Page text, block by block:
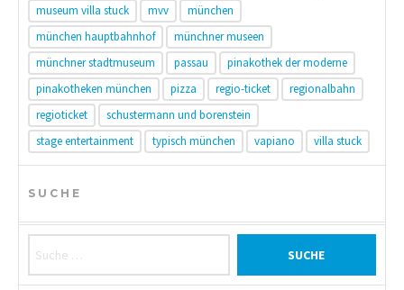
museum villa stuck
mvv
münchen
münchen hauptbahnhof
münchner museen
münchner stadtmuseum
passau
pinakothek der moderne
pinakotheken münchen
pizza regio-ticket
regionalbahn
regioticket
schustermann und borenstein
stage entertainment
typisch münchen vapiano villa stuck
SUCHE